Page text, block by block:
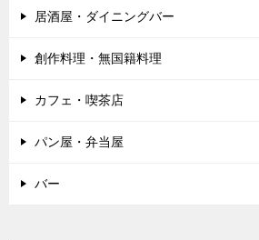
居酒屋・ダイニングバー
創作料理・無国籍料理
カフェ・喫茶店
パン屋・弁当屋
バー